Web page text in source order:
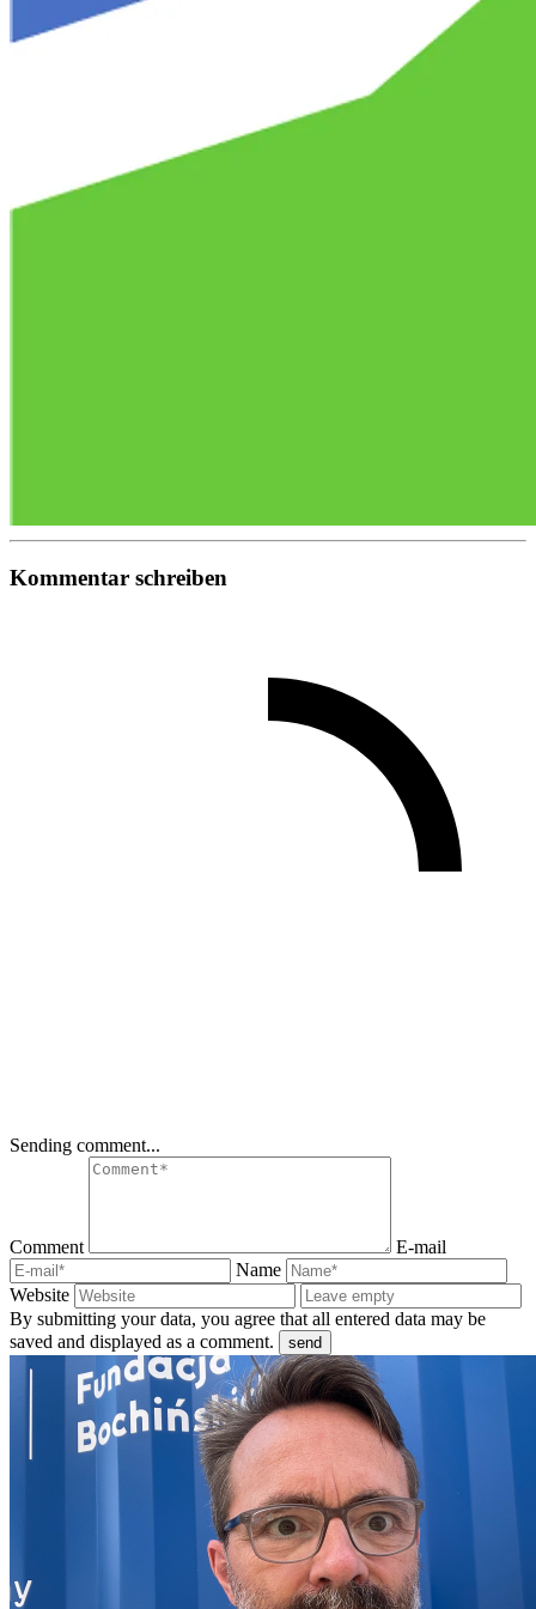
Kommentar schreiben
Sending comment...
Comment
E-mail
Name
Website
By submitting your data, you agree that all entered data may be
saved and displayed as a comment.